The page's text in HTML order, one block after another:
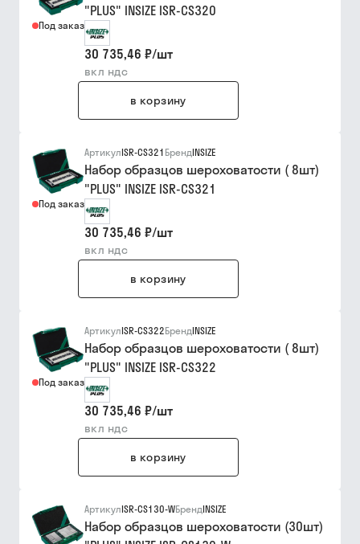
Под заказ
"PLUS" INSIZE ISR-CS320
30 735,46 ₽/шт
вкл ндс
в корзину
Под заказ
АртикулISR-CS321 БрендINSIZE
Набор образцов шероховатости ( 8шт)
"PLUS" INSIZE ISR-CS321
30 735,46 ₽/шт
вкл ндс
в корзину
Под заказ
АртикулISR-CS322БрендINSIZE
Набор образцов шероховатости ( 8шт)
"PLUS" INSIZE ISR-CS322
30 735,46 ₽/шт
вкл ндс
в корзину
АртикулISR-CS130-WБрендINSIZE
Набор образцов шероховатости (30шт)